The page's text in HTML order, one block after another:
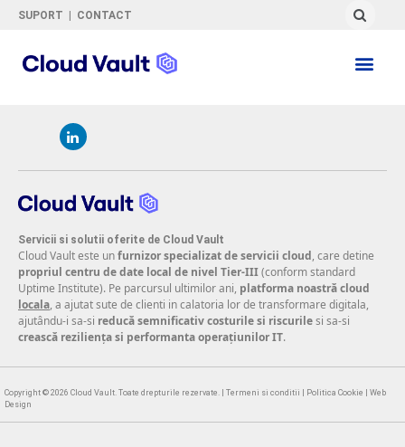
SUPORT | CONTACT
Servicii si solutii oferite de Cloud Vault
Cloud Vault este unfurnizor specializat de servicii cloud, care detine
propriul centru de date local de nivel Tier-III(conform standard
Uptime Institute). Pe parcursul ultimilor ani, platforma noastră cloud
locala, a ajutat sute de clienti in calatoria lor de transformare digitala,
ajutându-i sa-si reducă semnificativ costurile si riscurilesi sa-si
crească reziliența si performanta operațiunilor IT.
Copyright © 2026 Cloud Vault. Toate drepturile rezervate. | Termeni si conditii Politica Cookie
Web
Design